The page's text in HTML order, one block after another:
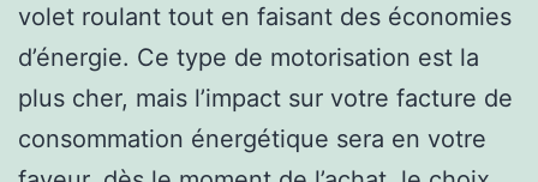
volet roulant tout en faisant des économies
d’énergie. Ce type de motorisation est la
plus cher, mais l’impact sur votre facture de
consommation énergétique sera en votre